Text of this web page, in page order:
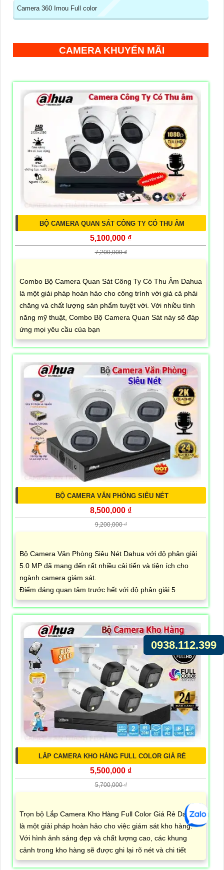
Camera 360 Imou Full color
CAMERA KHUYẾN MÃI
BỘ CAMERA QUAN SÁT CÔNG TY CÓ THU ÂM
5,100,000 ₫
7,200,000 ₫
Combo Bộ Camera Quan Sát Công Ty Có Thu Âm Dahua
là một giải pháp hoàn hảo cho công trình với giá cả phải
chăng và chất lượng sản phẩm tuyệt vời. Với nhiều tính
năng mỹ thuật, Combo Bộ Camera Quan Sát này sẽ đáp
ứng mọi yêu cầu của bạn
BỘ CAMERA VĂN PHÒNG SIÊU NÉT
8,500,000 ₫
9,200,000 ₫
Bộ Camera Văn Phòng Siêu Nét Dahua với độ phân giải
5.0 MP đã mang đến rất nhiều cải tiến và tiện ích cho
ngành camera giám sát.
Điểm đáng quan tâm trước hết với độ phân giải 5
LẮP CAMERA KHO HÀNG FULL COLOR GIÁ RẺ
5,500,000 ₫
5,700,000 ₫
Trọn bộ Lắp Camera Kho Hàng Full Color Giá Rẻ Dahua
là một giải pháp hoàn hảo cho việc giám sát kho hàng.
Với hình ảnh sáng đẹp và chất lượng cao, các khung
cảnh trong kho hàng sẽ được ghi lại rõ nét và chi tiết
0938.112.399